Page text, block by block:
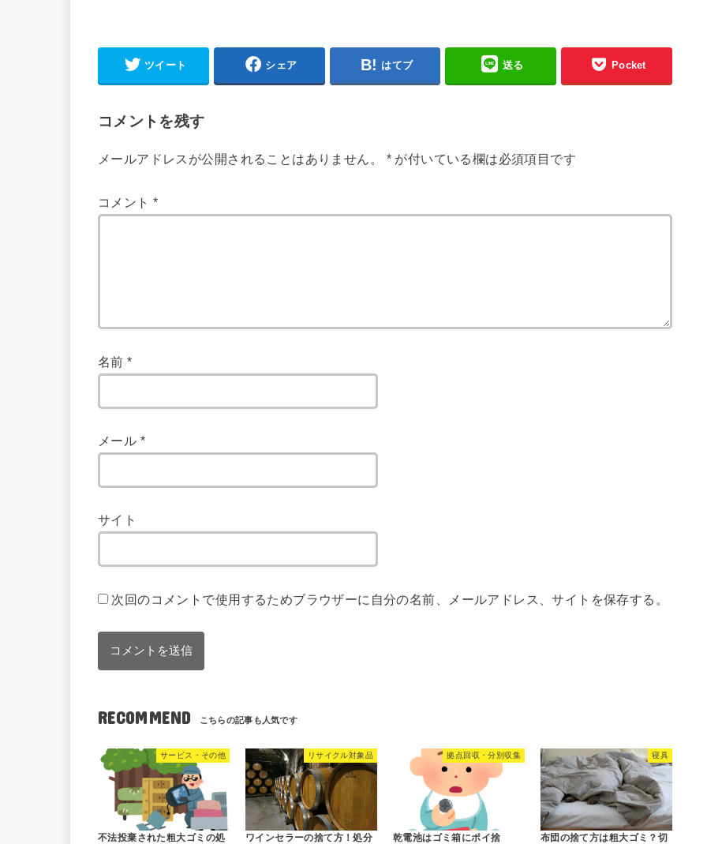
ツイート シェア はてブ 送る Pocket
コメントを残す
メールアドレスが公開されることはありません。 *が付いている欄は必須項目です
コメント*
名前*
メール *
サイト
次回のコメントで使用するためブラウザーに自分の名前、メールアドレス、サイトを保存する。
RECOMMEND
サービス・その他
不法投棄された粗大ゴミの処
リサイクル対象品
ワインセラーの捨て方！処分
拠点回収・分別収集
乾電池はゴミ箱にポイ捨
寝具
布団の捨て方は粗大ゴミ？切